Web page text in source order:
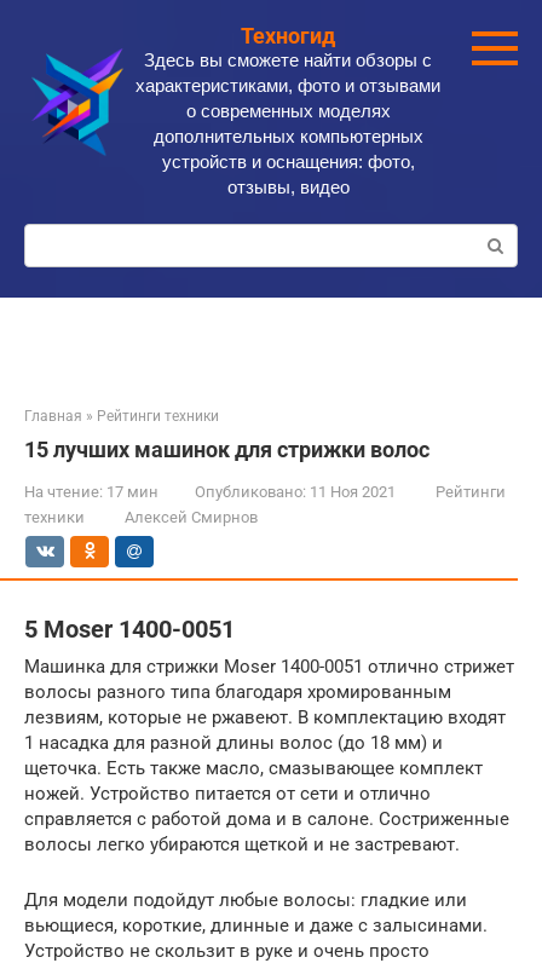
контенту
Техногид
Здесь вы сможете найти обзоры с
характеристиками, фото и отзывами
о современных моделях
дополнительных компьютерных
устройств и оснащения: фото,
отзывы, видео
Поиск:
Главная » Рейтинги техники
15 лучших машинок для стрижки волос
На чтение: 17 мин Опубликовано: 11 Ноя 2021
Рейтинги
техники
Алексей Смирнов
5 Moser 1400-0051
Машинка для стрижки Moser 1400-0051 отлично стрижет
волосы разного типа благодаря хромированным
лезвиям, которые не ржавеют. В комплектацию входят
1 насадка для разной длины волос (до 18 мм) и
щеточка. Есть также масло, смазывающее комплект
ножей. Устройство питается от сети и отлично
справляется с работой дома и в салоне. Состриженные
волосы легко убираются щеткой и не застревают.
Для модели подойдут любые волосы: гладкие или
вьющиеся, короткие, длинные и даже с залысинами.
Устройство не скользит в руке и очень просто